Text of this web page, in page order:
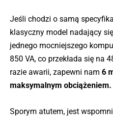
Jeśli chodzi o samą
klasyczny model nadający
jednego mocniejszego
850 VA, co przekłada się na
razie awarii, zapewni nam 6
maksymalnym obciążeniem.
Sporym atutem, jest